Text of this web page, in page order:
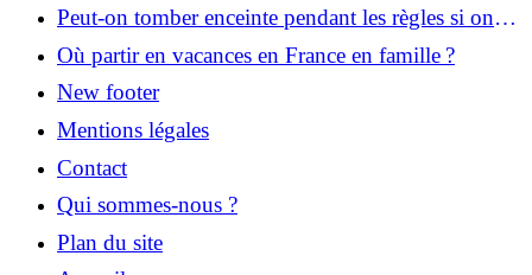
Peut-on tomber enceinte pendant les règles si on
prend la pilule ?
Où partir en vacances en France en famille ?
New footer
Mentions légales
Contact
Qui sommes-nous ?
Plan du site